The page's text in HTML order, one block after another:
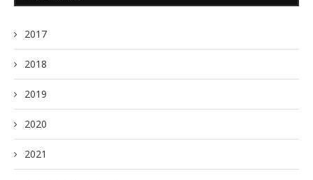
2017
2018
2019
2020
2021